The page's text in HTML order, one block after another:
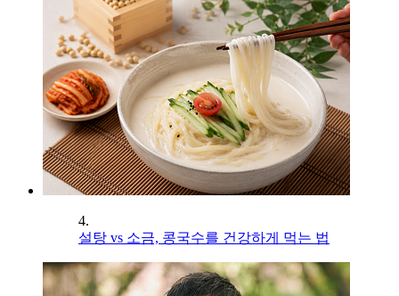
4.
설탕 vs 소금, 콩국수를 건강하게 먹는 법